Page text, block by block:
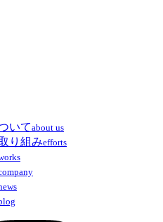
いてabout us
り組みefforts